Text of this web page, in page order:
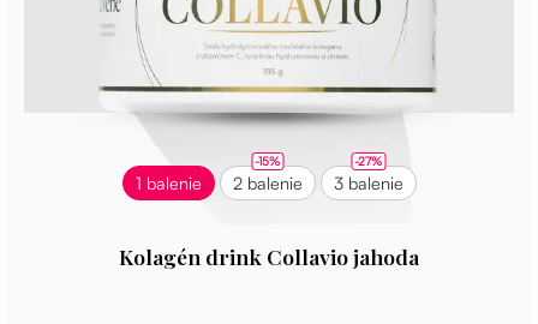
1 balenie 2 balenie
-15%
3 balenie
-27%
Kolagén drink Collavio jahoda